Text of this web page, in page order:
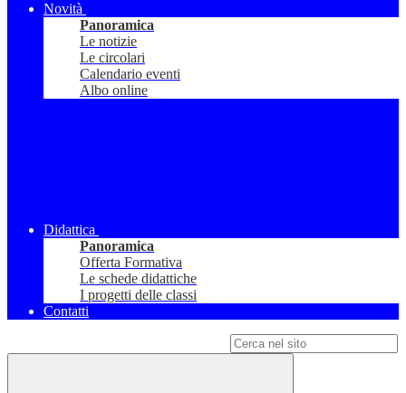
Novità
Panoramica
Le notizie
Le circolari
Calendario eventi
Albo online
Didattica
Panoramica
Offerta Formativa
Le schede didattiche
I progetti delle classi
Contatti